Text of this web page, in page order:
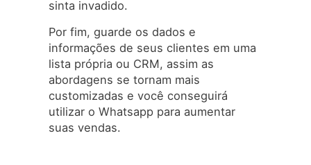
sinta invadido.
Por fim, guarde os dados e
informações de seus clientes em uma
lista própria ou CRM, assim as
abordagens se tornam mais
customizadas e você conseguirá
utilizar o Whatsapp para aumentar
suas vendas.